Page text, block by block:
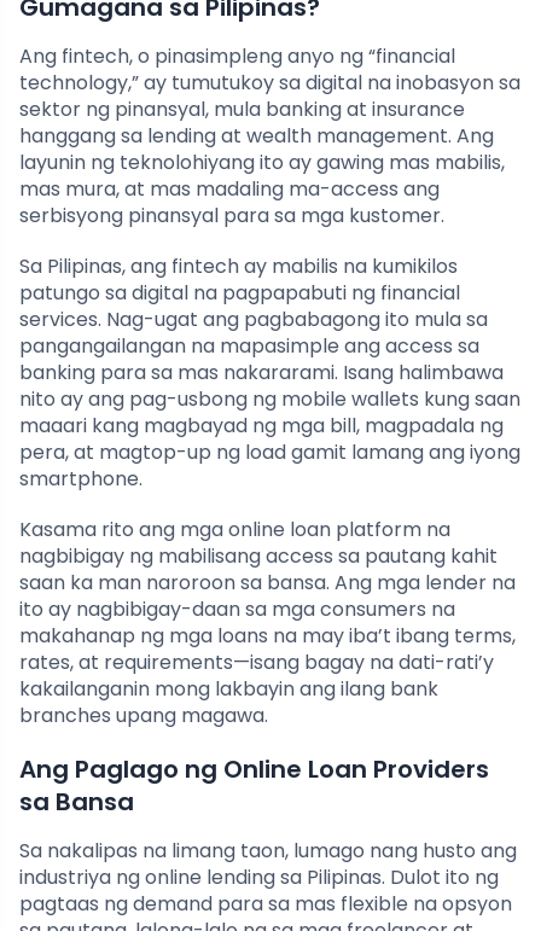
Gumagana sa Pilipinas?
Ang fintech, o pinasimpleng anyo ng “financial
technology,” ay tumutukoy sa digital na inobasyon sa
sektor ng pinansyal, mula banking at insurance
hanggang sa lending at wealth management. Ang
layunin ng teknolohiyang ito ay gawing mas mabilis,
mas mura, at mas madaling ma-access ang
serbisyong pinansyal para sa mga kustomer.
Sa Pilipinas, ang fintech ay mabilis na kumikilos
patungo sa digital na pagpapabuti ng financial
services. Nag-ugat ang pagbabagong ito mula sa
pangangailangan na mapasimple ang access sa
banking para sa mas nakararami. Isang halimbawa
nito ay ang pag-usbong ng mobile wallets kung saan
maaari kang magbayad ng mga bill, magpadala ng
pera, at magtop-up ng load gamit lamang ang iyong
smartphone.
Kasama rito ang mga online loan platform na
nagbibigay ng mabilisang access sa pautang kahit
saan ka man naroroon sa bansa. Ang mga lender na
ito ay nagbibigay-daan sa mga consumers na
makahanap ng mga loans na may iba’t ibang terms,
rates, at requirements—isang bagay na dati-rati’y
kakailanganin mong lakbayin ang ilang bank
branches upang magawa.
Ang Paglago ng Online Loan Providers
sa Bansa
Sa nakalipas na limang taon, lumago nang husto ang
industriya ng online lending sa Pilipinas. Dulot ito ng
pagtaas ng demand para sa mas flexible na opsyon